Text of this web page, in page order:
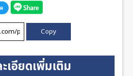
Copy
เอียดเพิ่มเติม